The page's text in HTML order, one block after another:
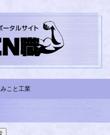
こと工業